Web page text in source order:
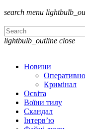
search menu
lightbulb_outline close
Новини
Оперативно
Кримінал
Освіта
Воїни тилу
Скандал
Інтерв’ю